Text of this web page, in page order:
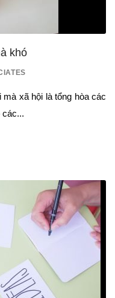
khó
mà xã hội là tổng hòa các
các...